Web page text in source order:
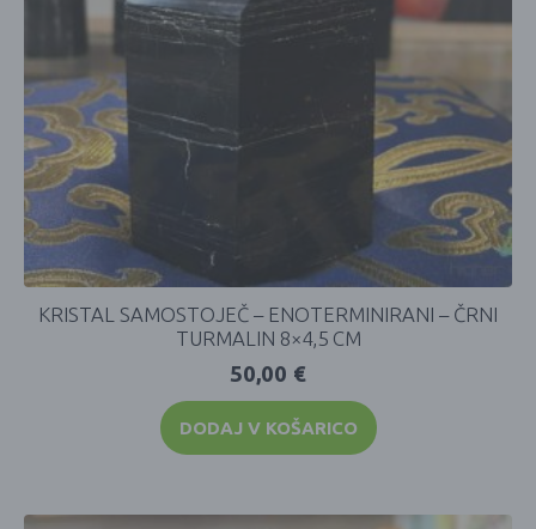
KRISTAL SAMOSTOJEČ – ENOTERMINIRANI – ČRNI
TURMALIN 8×4,5 CM
50,00 €
DODAJ V KOŠARICO